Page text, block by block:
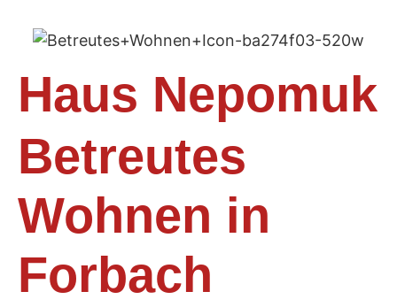
Haus Nepomuk
Betreutes
Wohnen in
Forbach​